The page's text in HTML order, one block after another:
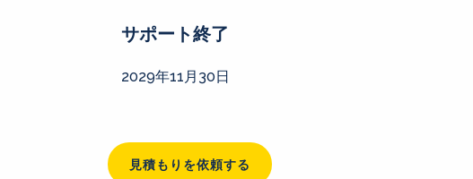
サポート終了
2029年11月30日
見積もりを依頼する